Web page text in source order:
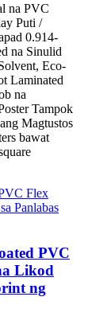
na PVC
Puti /
0.914-
na Sinulid
Eco-
Laminated
na
Tampok
Magtustos
bawat
PVC
Likod
ng